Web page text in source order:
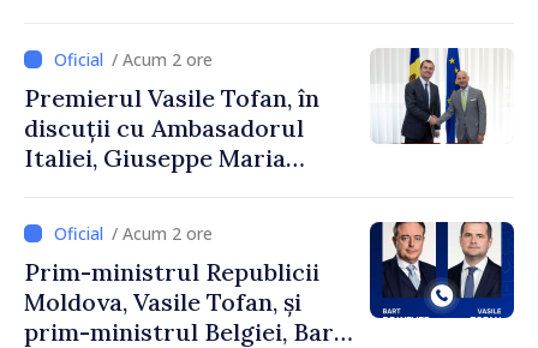
Uygar Mustafa Sertel
/ Acum 2 ore
Premierul Vasile Tofan, în
discuții cu Ambasadorul
Italiei, Giuseppe Maria
/ Acum 2 ore
Prim-ministrul Republicii
Moldova, Vasile Tofan, și
prim-ministrul Belgiei, Bart